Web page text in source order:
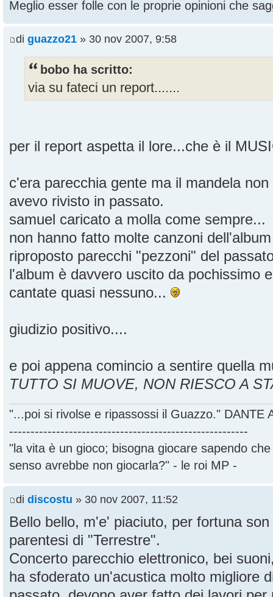
Meglio esser folle con le proprie opinioni che
di guazzo21 » 30 nov 2007, 9:58
bobo ha scritto:
via su fateci un report.......
per il report aspetta il lore...che è il
c'era parecchia gente ma il mandela
avevo rivisto in passato.
samuel caricato a molla come sempre...
non hanno fatto molte canzoni
riproposto parecchi "pezzoni" del
l'album è davvero uscito da pochissimo
cantate quasi nessuno...
giudizio positivo....
e poi appena comincio a sentire quella
TUTTO SI MUOVE, NON RIESCO A
"...poi si rivolse e ripassossi il Guazzo." DANTE
--------------------------------------------------------
"la vita è un gioco; bisogna giocare sapendo
senso avrebbe non giocarla?" - le roi MP -
di discostu » 30 nov 2007, 11:52
Bello bello, m'e' piaciuto, per fortuna
parentesi di "Terrestre".
Concerto parecchio elettronico, bei
ha sfoderato un'acustica molto migliore